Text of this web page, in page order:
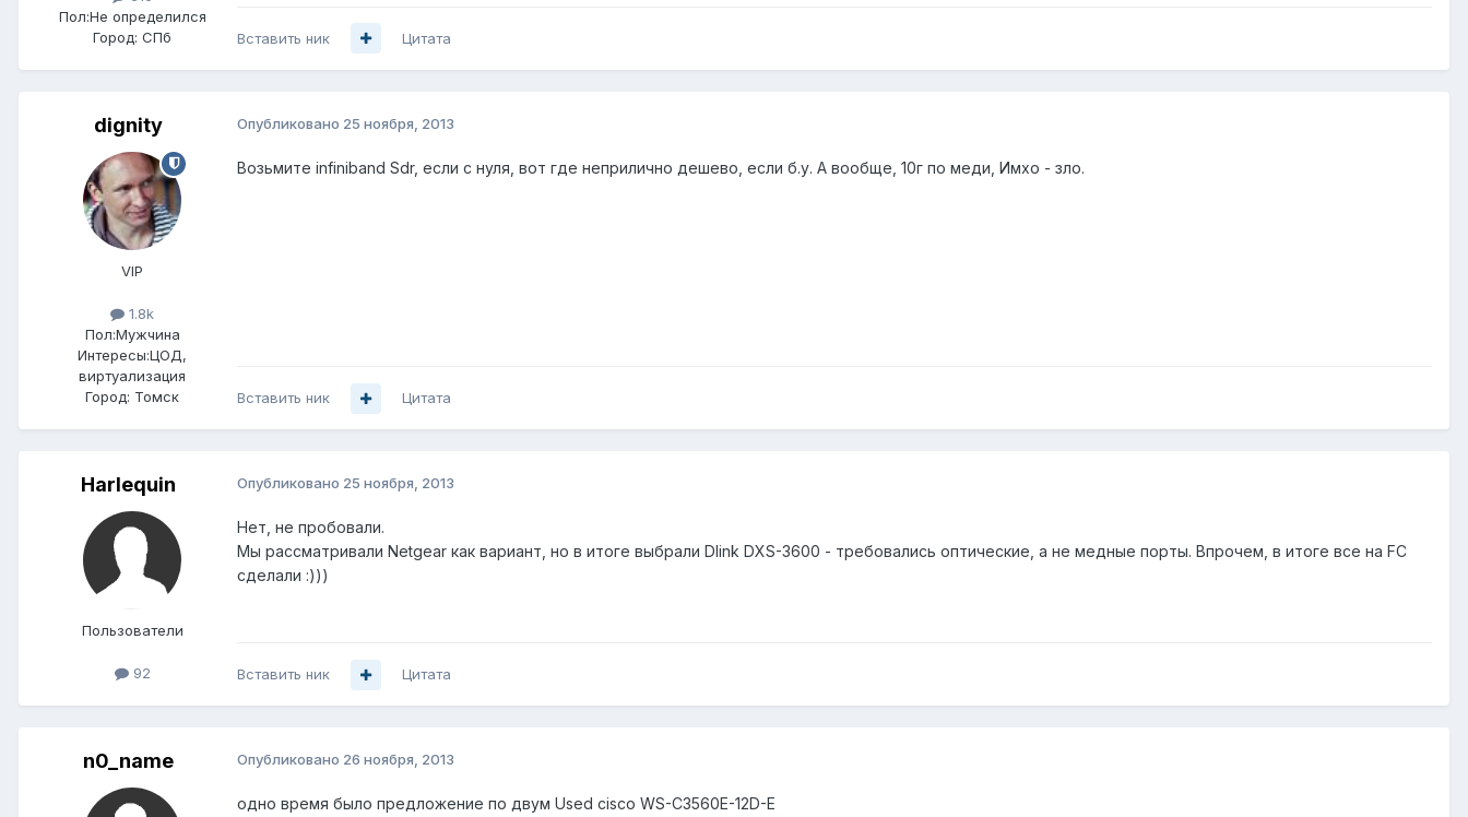
Пол:Не определился
Город: СПб Вставить ник Цитата
dignity
VIP
1.8k
Пол:Мужчина
Интересы:ЦОД,
виртуализация
Город: Томск
Опубликовано 25 ноября, 2013
Возьмите infiniband Sdr, если с нуля, вот где неприлично дешево, если б.у. А вообще, 10г по меди, Имхо - зло.
Вставить ник Цитата
Harlequin
Пользователи
92
Опубликовано 25 ноября, 2013
Нет, не пробовали.
Мы рассматривали Netgear как вариант, но в итоге выбрали Dlink DXS-3600 - требовались оптические, а не медные порты. Впрочем, в итоге все на FC
сделали :)))
Вставить ник Цитата
n0_name Опубликовано 26 ноября, 2013
одно время было предложение по двум Used cisco WS-C3560E-12D-E